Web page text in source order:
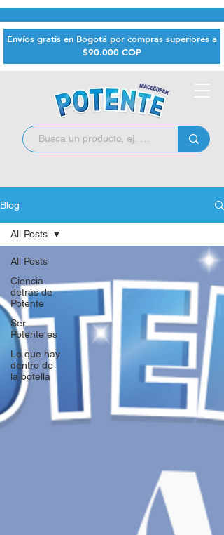
Envíos gratis en Bogotá por compras superiores a
$90.000 COP
Blog
All Posts
Ciencia
detrás de
Potente
Ser
Potente es
Lo que hay
dentro de
la botella
All Posts